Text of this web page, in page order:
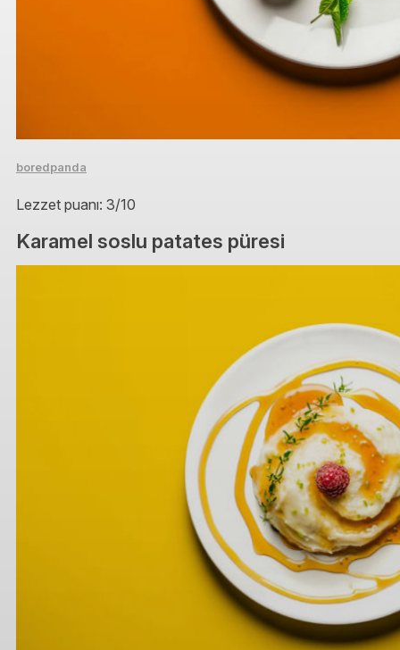
boredpanda
Lezzet puanı: 3/10
Karamel soslu patates püresi